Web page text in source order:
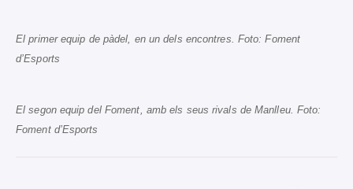
El primer equip de pàdel, en un dels encontres. Foto: Foment
d’Esports
El segon equip del Foment, amb els seus rivals de Manlleu. Foto:
Foment d’Esports